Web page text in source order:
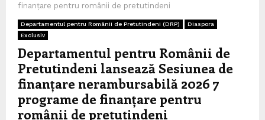
finanțare pentru românii de pretutindeni
Departamentul pentru Românii de Pretutindeni (DRP)
Diaspora
Exclusiv
Departamentul pentru Românii de
Pretutindeni lansează Sesiunea de
finanțare nerambursabilă 2026 7
programe de finanțare pentru
românii de pretutindeni